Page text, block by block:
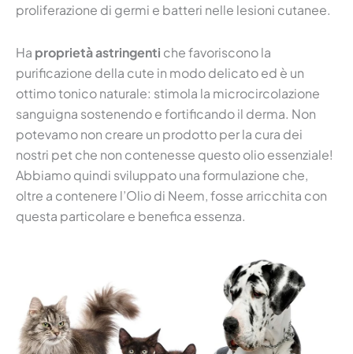
proliferazione di germi e batteri nelle lesioni cutanee.
Ha proprietà astringenti che favoriscono la
purificazione della cute in modo delicato ed è un
ottimo tonico naturale: stimola la microcircolazione
sanguigna sostenendo e fortificando il derma. Non
potevamo non creare un prodotto per la cura dei
nostri pet che non contenesse questo olio essenziale!
Abbiamo quindi sviluppato una formulazione che,
oltre a contenere l’Olio di Neem, fosse arricchita con
questa particolare e benefica essenza.